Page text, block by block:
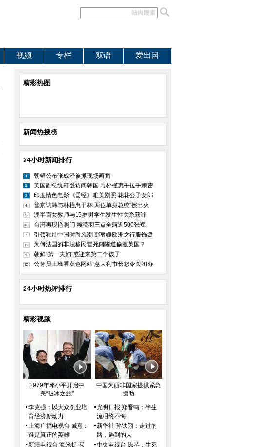
视频 专栏 双语 爱出国
精彩热图
新闻热搜榜
24小时新闻排行
朝鲜公布张成泽被抓现场画面
美国副总统拜登访问韩国 与朴槿惠手拉手亲密
印度情色电影《爱经》唯美剧照 花花公子女郎
普京访韩与朴槿惠干杯 两位单身总统“擦出火
澳半百女教师与15岁男学生发生性关系获罪
台湾再现艳照门 赖滢羽三点全露近500张裸
引领独特中国时尚风潮 彭丽媛欧洲之行服饰盘
为何法国的非法移民冒死闯隧道偷渡英国？
朝鲜“第一夫妇”或迎来第二个孩子
公务员上班看黄色网站 意大利市长怒令关闭办
24小时热评排行
精彩视频
1979年邓小平开启中
美“破冰之旅”
中国为西非国家提供紧急
援助
李克强：以大众创业培
育经济新动力
上海广播电视台 臧熹：
谁是真正的英雄
新疆电视台 海米提·买
光明日报 郑晋鸣：半生
流泪终不悔
新华社 孙铁翔：走过的
路，遇到的人
中央电视台 陈琴：生死